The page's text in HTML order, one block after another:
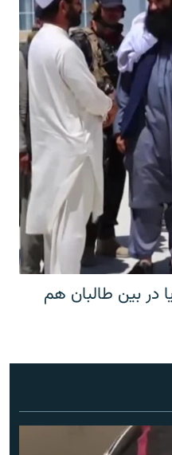
در بین طالبان هم